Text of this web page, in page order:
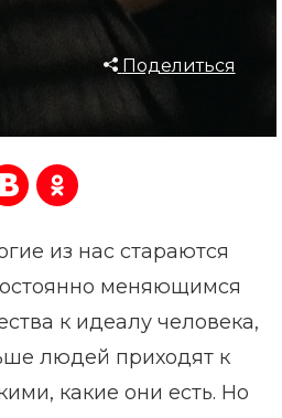
Поделиться
из нас стараются
меняющимся
к идеалу человека,
людей приходят к
какие они есть. Но